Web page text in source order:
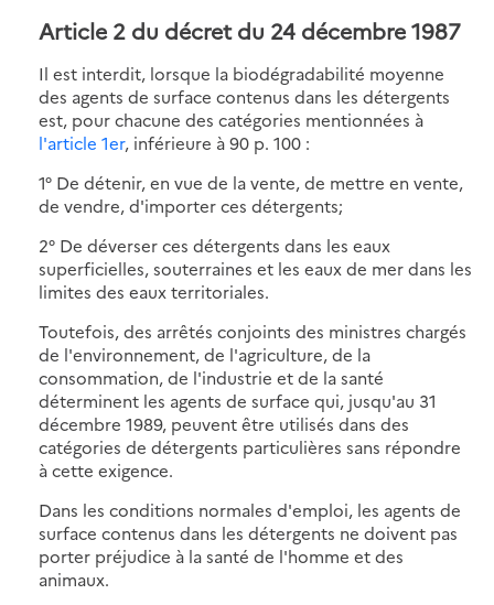
Article 2 du décret du 24 décembre 1987
Il est interdit, lorsque la biodégradabilité moyenne
des agents de surface contenus dans les détergents
est, pour chacune des catégories mentionnées à
l'article 1er, inférieure à 90 p. 100 :
1° De détenir, en vue de la vente, de mettre en vente,
de vendre, d'importer ces détergents;
2° De déverser ces détergents dans les eaux
superficielles, souterraines et les eaux de mer dans les
limites des eaux territoriales.
Toutefois, des arrêtés conjoints des ministres chargés
de l'environnement, de l'agriculture, de la
consommation, de l'industrie et de la santé
déterminent les agents de surface qui, jusqu'au 31
décembre 1989, peuvent être utilisés dans des
catégories de détergents particulières sans répondre
à cette exigence.
Dans les conditions normales d'emploi, les agents de
surface contenus dans les détergents ne doivent pas
porter préjudice à la santé de l'homme et des
animaux.